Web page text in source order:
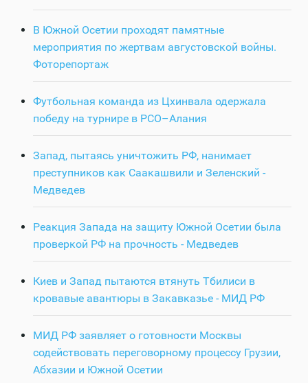
В Южной Осетии проходят памятные
мероприятия по жертвам августовской войны.
Фоторепортаж
Футбольная команда из Цхинвала одержала
победу на турнире в РСО–Алания
Запад, пытаясь уничтожить РФ, нанимает
преступников как Саакашвили и Зеленский -
Медведев
Реакция Запада на защиту Южной Осетии была
проверкой РФ на прочность - Медведев
Киев и Запад пытаются втянуть Тбилиси в
кровавые авантюры в Закавказье - МИД РФ
МИД РФ заявляет о готовности Москвы
содействовать переговорному процессу Грузии,
Абхазии и Южной Осетии